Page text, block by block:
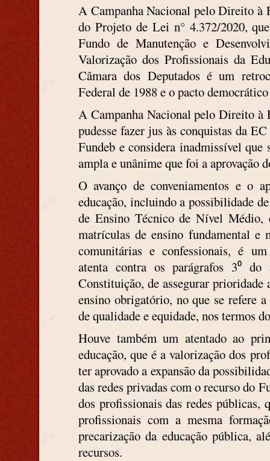
A Campanha Nacional pelo Direito à
do Projeto de Lei n° 4.372/2020,
Fundo de Manutenção e
Valorização dos Profissionais da
Câmara dos Deputados é um
Federal de 1988 e o pacto
A Campanha Nacional pelo Direito à
pudesse fazer jus às conquistas da
Fundeb e considera inadmissível que
ampla e unânime que foi a aprovação
O avanço de conveniamentos e o
educação, incluindo a possibilidade
de Ensino Técnico de Nível Médio,
matrículas de ensino fundamental e
comunitárias e confessionais, é
atenta contra os parágrafos 3⁰
Constituição, de assegurar prioridade
ensino obrigatório, no que se refere
de qualidade e equidade, nos termos
Houve também um atentado ao
educação, que é a valorização dos
ter aprovado a expansão da
das redes privadas com o recurso do
dos profissionais das redes públicas,
profissionais com a mesma
precarização da educação pública,
recursos.